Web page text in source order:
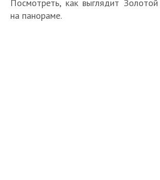
Посмотреть, как выглядит
на панораме.